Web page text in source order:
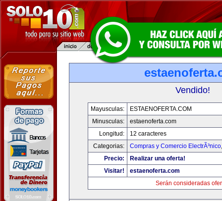
Vendido!
Mayusculas:
ESTAENOFERTA.COM
Minusculas:
estaenoferta.com
Longitud:
12 caracteres
Categorias:
Compras y Comercio ElectrÃ³nico
Precio:
Realizar una oferta!
Visitar!
estaenoferta.com
Serán consideradas